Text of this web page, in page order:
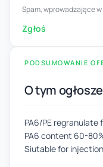
Spam, wprowadzające
Zgłoś
PODSUMOWANIE
O tym
PA6/PE
PA6 content 60-
Siutable for